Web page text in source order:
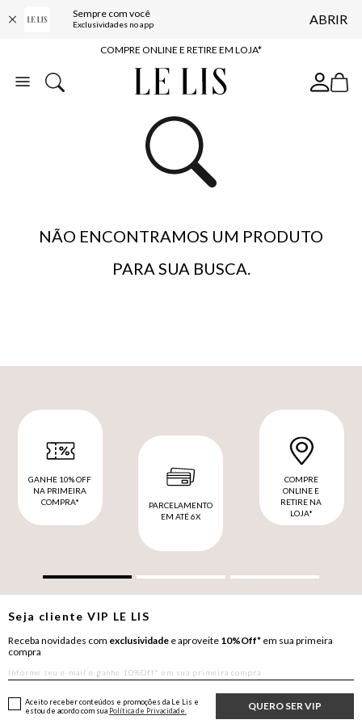
Sempre com você
Exclusividades no app ABRIR
10% OFF NA PRIMEIRA COMPRA*
COMPRE ONLINE E RETIRE EM LOJA*
ENTREGA EXPRESSA*
BAIXE O APP
10% OFF NA PRIMEIRA COMPRA*
NÃO ENCONTRAMOS UM PRODUTO
PARA SUA BUSCA.
GANHE 10% OFF
NA PRIMEIRA
COMPRA*
PARCELAMENTO
EM ATÉ 6X
COMPRE
ONLINE E
RETIRE NA
LOJA*
Seja clienteVIP LE LIS
Receba novidades com exclusividade e aproveite 10%Off* em sua primeira
compra
QUERO SER VIP
Aceito receber conteúdos e promoções da Le Lis e
estou de acordo com sua Política de Privacidade.